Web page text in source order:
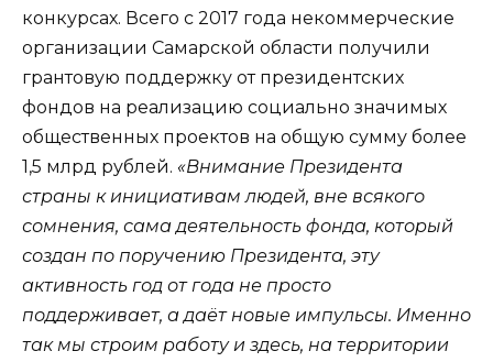
конкурсах. Всего с 2017 года некоммерческие
организации Самарской области получили
грантовую поддержку от президентских
фондов на реализацию социально значимых
общественных проектов на общую сумму более
1,5 млрд рублей. «Внимание Президента
страны к инициативам людей, вне всякого
сомнения, сама деятельность фонда, который
создан по поручению Президента, эту
активность год от года не просто
поддерживает, а даёт новые импульсы. Именно
так мы строим работу и здесь, на территории